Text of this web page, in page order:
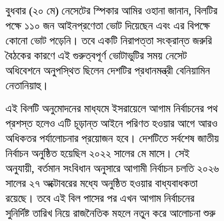
বুধবার (২০ মে) নেসেটের স্পিকার আমির ওহানা জানান, বিলটির
পক্ষে ১১০ জন আইনপ্রণেতা ভোট দিয়েছেন এবং এর বিপক্ষে
কোনো ভোট পড়েনি। তবে একটি নিরাপত্তা সংক্রান্ত জরুরি
বৈঠকের কারণে এই গুরুত্বপূর্ণ ভোটাভুটির সময় নেসেট
অধিবেশনে অনুপস্থিত ছিলেন দেশটির প্রধানমন্ত্রী বেনিয়ামিন
নেতানিয়াহু।
এই বিলটি অনুমোদনের মাধ্যমে ইসরায়েলে আগাম নির্বাচনের পথ
প্রশস্ত হলেও এটি চূড়ান্ত আইনে পরিণত হওয়ার আগে আরও
অধিকতর পর্যালোচনার প্রয়োজন হবে। দেশটিতে সর্বশেষ জাতীয়
নির্বাচন অনুষ্ঠিত হয়েছিল ২০২২ সালের মে মাসে। সেই
অনুযায়ী, বর্তমান সংবিধান অনুসারে আগামী নির্বাচন চলতি ২০২৬
সালের ২৭ অক্টোবরের মধ্যে অনুষ্ঠিত হওয়ার বাধ্যবাধকতা
রয়েছে। তবে এই বিল পাসের পর এখন আগাম নির্বাচনের
সুনির্দিষ্ট তারিখ নিয়ে রাজনৈতিক মহলে নতুন করে আলোচনা শুরু